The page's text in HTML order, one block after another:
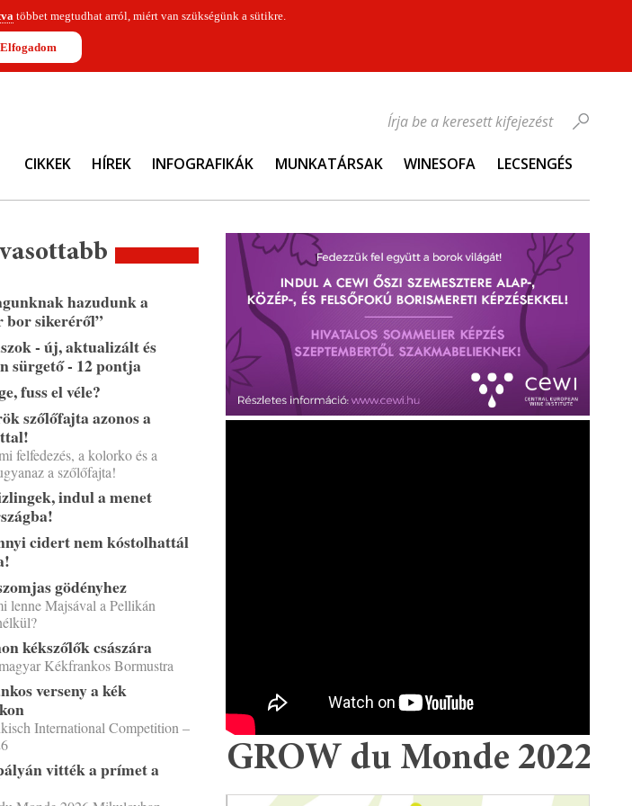
többet megtudhat arról, miért van szükségünk a sütikre.
Elfogadom
CIKKEK HÍREK INFOGRAFIKÁK MUNKATÁRSAK WINESOFA LECSENGÉS
Írja be a keresett kifejezést
hazudunk a
bor sikeréről”
- új, aktualizált és
sürgető - 12 pontja
fuss el véle?
szőlőfajta azonos a
felfedezés, a kolorko és a
a szőlőfajta!
indul a menet
cidert nem kóstolhattál
gödényhez
lenne Majsával a Pellikán
kékszőlők császára
Kékfrankos Bormustra
verseny a kék
International Competition –
vitték a prímet a
GROW du Monde 2022